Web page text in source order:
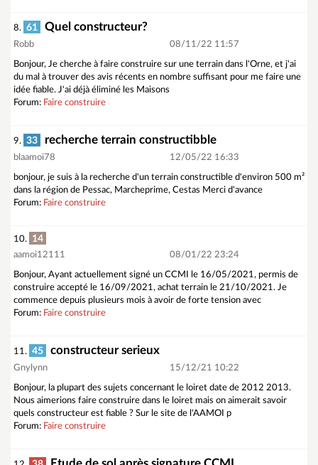
8. 61 Quel constructeur?
Robb 08/11/22 11:57
Bonjour, Je cherche à faire construire sur une terrain dans l'Orne, et j'ai
du mal à trouver des avis récents en nombre suffisant pour me faire une
idée fiable. J'ai déjà éliminé les Maisons
Forum: Faire construire
9. 33 recherche terrain constructibble
blaamoi78 12/05/22 16:33
bonjour, je suis à la recherche d'un terrain constructible d'environ 500 m²
dans la région de Pessac, Marcheprime, Cestas Merci d'avance
Forum: Faire construire
10. 14
aamoi12111 08/01/22 23:24
Bonjour, Ayant actuellement signé un CCMI le 16/05/2021, permis de
construire accepté le 16/09/2021, achat terrain le 21/10/2021. Je
commence depuis plusieurs mois à avoir de forte tension avec
Forum: Faire construire
11. 45 constructeur serieux
Gnylynn 15/12/21 10:22
Bonjour, la plupart des sujets concernant le loiret date de 2012 2013.
Nous aimerions faire construire dans le loiret mais on aimerait savoir
quels constructeur est fiable ? Sur le site de l'AAMOI p
Forum: Faire construire